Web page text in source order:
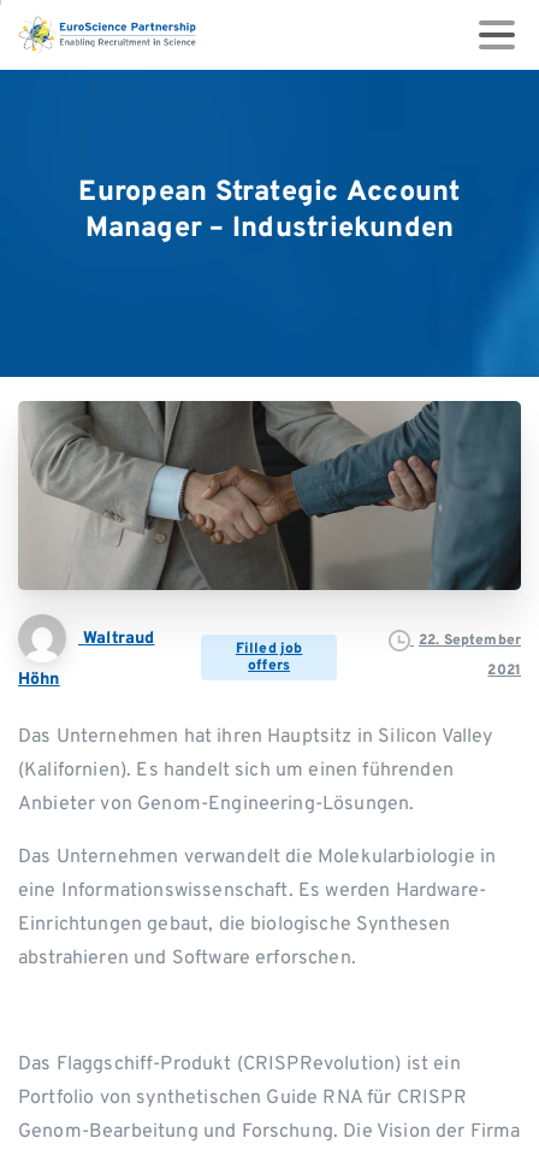
European Strategic Account
Manager – Industriekunden
Waltraud
Höhn
Filled job
offers
22. September
2021
Das Unternehmen hat ihren Hauptsitz in Silicon Valley
(Kalifornien). Es handelt sich um einen führenden
Anbieter von Genom-Engineering-Lösungen.
Das Unternehmen verwandelt die Molekularbiologie in
eine Informationswissenschaft. Es werden Hardware-
Einrichtungen gebaut, die biologische Synthesen
abstrahieren und Software erforschen.
Das Flaggschiff-Produkt (CRISPRevolution) ist ein
Portfolio von synthetischen Guide RNA für CRISPR
Genom-Bearbeitung und Forschung. Die Vision der Firma